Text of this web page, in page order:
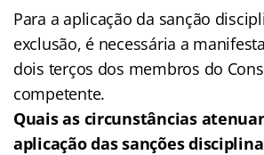
Para a aplicação da sanção
exclusão, é necessária a
dois terços dos membros do
competente.
Quais as circunstâncias
aplicação das sanções